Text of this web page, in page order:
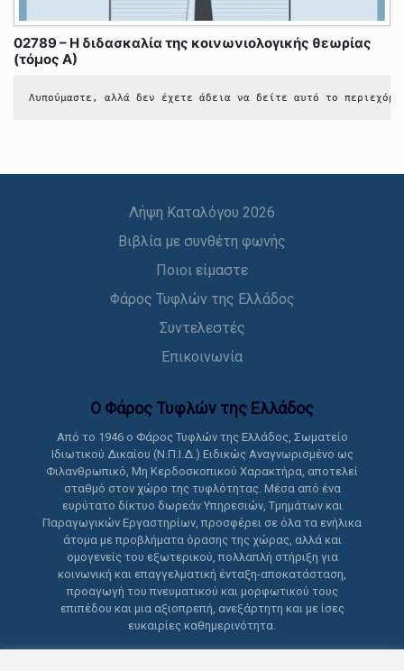
02789 – Η διδασκαλία της κοινωνιολογικής θεωρίας
(τόμος Α)
Λυπούμαστε, αλλά δεν έχετε άδεια να δείτε αυτό το
Λήψη Καταλόγου 2026
Βιβλία με συνθέτη φωνής
Ποιοι είμαστε
Φάρος Τυφλών της Ελλάδος
Συντελεστές
Επικοινωνία
Ο Φάρος Τυφλών της Ελλάδoς
Από το 1946 ο Φάρος Τυφλών της Ελλάδος, Σωματείο
Ιδιωτικού Δικαίου (Ν.Π.Ι.Δ.) Ειδικώς Αναγνωρισμένο ως
Φιλανθρωπικό, Μη Κερδοσκοπικού Χαρακτήρα, αποτελεί
σταθμό στον χώρο της τυφλότητας. Μέσα από ένα
ευρύτατο δίκτυο δωρεάν Υπηρεσιών, Τμημάτων και
Παραγωγικών Εργαστηρίων, προσφέρει σε όλα τα ενήλικα
άτομα με προβλήματα όρασης της χώρας, αλλά και
ομογενείς του εξωτερικού, πολλαπλή στήριξη για
κοινωνική και επαγγελματική ένταξη-αποκατάσταση,
προαγωγή του πνευματικού και μορφωτικού τους
επιπέδου και μια αξιοπρεπή, ανεξάρτητη και με ίσες
ευκαιρίες καθημερινότητα.